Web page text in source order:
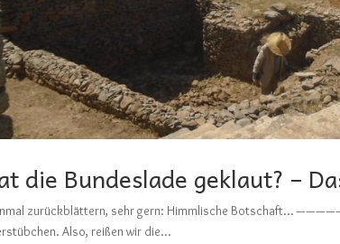
die Bundeslade geklaut? –
zurückblättern, sehr gern: Himmlische Botschaft…
Also, reißen wir die...